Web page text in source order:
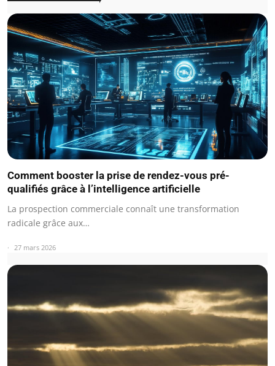
Comment booster la prise de rendez-vous pré-
qualifiés grâce à l’intelligence artificielle
La prospection commerciale connaît une transformation
radicale grâce aux…
27 mars 2026